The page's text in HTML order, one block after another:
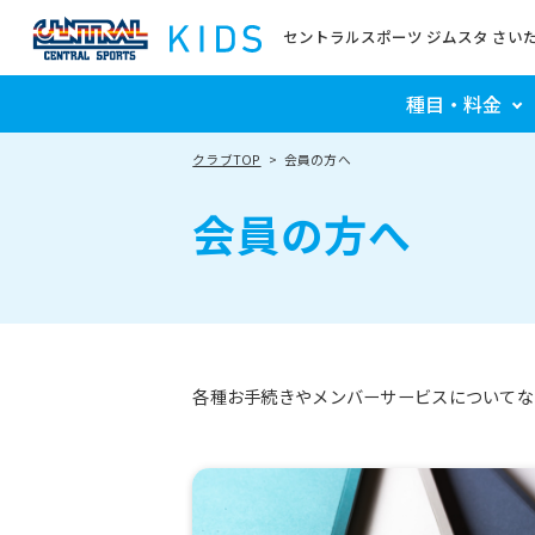
セントラルスポーツ ジムスタ さい
種目・料金
クラブTOP 会員の方へ
会員の方へ
各種お手続きやメンバーサービスについて